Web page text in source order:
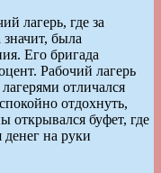
лагерь, где за
была
Его бригада
Рабочий лагерь
отличался
отдохнуть,
открывался буфет, где
на руки